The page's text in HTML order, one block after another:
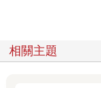
相關主題